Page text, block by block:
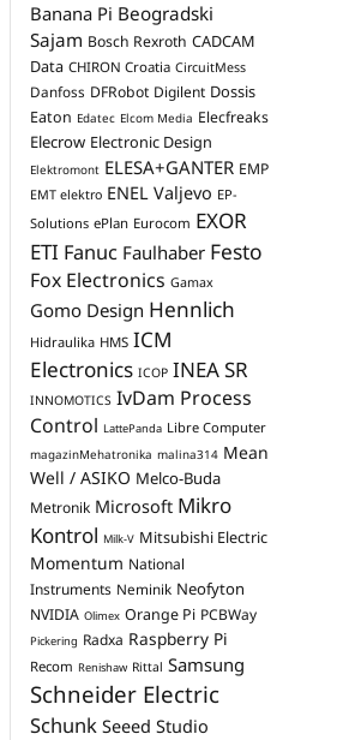
Banana Pi Beogradski
Sajam Bosch Rexroth CADCAM
Data CHIRON Croatia CircuitMess
Danfoss DFRobot Digilent Dossis
Eaton Edatec Elcom Media Elecfreaks
Elecrow Electronic Design
Elektromont ELESA+GANTER EMP
EMT elektro ENEL Valjevo EP-
Solutions ePlan Eurocom EXOR
ETI Fanuc Faulhaber Festo
Fox Electronics Gamax
Gomo Design Hennlich
Hidraulika HMS ICM
Electronics ICOP INEA SR
INNOMOTICS IvDam Process
Control LattePanda Libre Computer
magazinMehatronika malina314 Mean
Well / ASIKO Melco-Buda
Metronik Microsoft Mikro
Kontrol Milk-V Mitsubishi Electric
Momentum National
Instruments Neminik Neofyton
NVIDIA Olimex Orange Pi PCBWay
Pickering Radxa Raspberry Pi
Recom Renishaw Rittal Samsung
Schneider Electric
Schunk Seeed Studio